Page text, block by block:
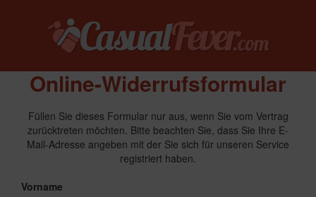
Online-Widerrufsformular
Füllen Sie dieses Formular nur aus, wenn Sie vom Vertrag
zurücktreten möchten. Bitte beachten Sie, dass Sie Ihre E-
Mail-Adresse angeben mit der Sie sich für unseren Service
registriert haben.
Vorname